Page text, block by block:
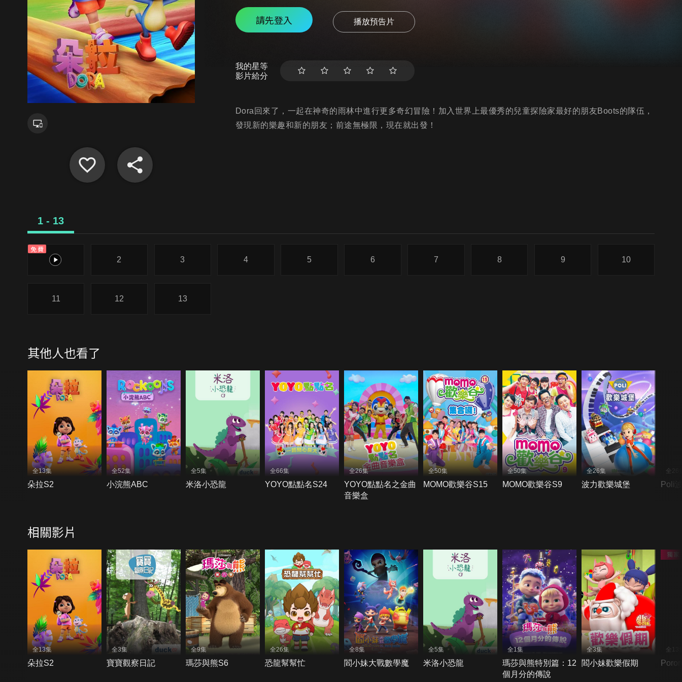
請先登入 播放預告片
我的星等
影片給分
Dora回來了，一起在神奇的雨林中進行更多奇幻冒險！加入世界上最優秀的兒童探險家最好的朋友Boots的隊伍，
發現新的樂趣和新的朋友；前途無極限，現在就出發！
1 - 13
免費
1
2 3 4 5 6 7 8 9 10
11 12 13
其他人也看了
全13集
朵拉S2
全52集
小浣熊ABC
全5集
米洛小恐龍
全66集
YOYO點點名S24
全26集
YOYO點點名之金曲
音樂盒
全50集
MOMO歡樂谷S15
全50集
MOMO歡樂谷S9
全26集
波力歡樂城堡
全26
Poli
相關影片
全13集
朵拉S2
全3集
寶寶觀察日記
全9集
瑪莎與熊S6
全26集
恐龍幫幫忙
全8集
閻小妹大戰數學魔
全5集
米洛小恐龍
全1集
瑪莎與熊特別篇：12
個月分的傳說
全3集
閻小妹歡樂假期
全13